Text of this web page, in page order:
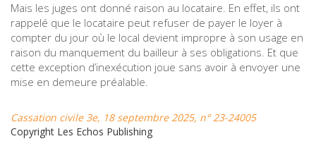
Mais les juges ont donné raison au locataire. En effet, ils ont
rappelé que le locataire peut refuser de payer le loyer à
compter du jour où le local devient impropre à son usage en
raison du manquement du bailleur à ses obligations. Et que
cette exception d’inexécution joue sans avoir à envoyer une
mise en demeure préalable.
Cassation civile 3e, 18 septembre 2025, n° 23-24005
Copyright Les Echos Publishing